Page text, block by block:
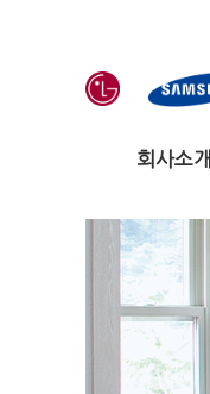
회사소개